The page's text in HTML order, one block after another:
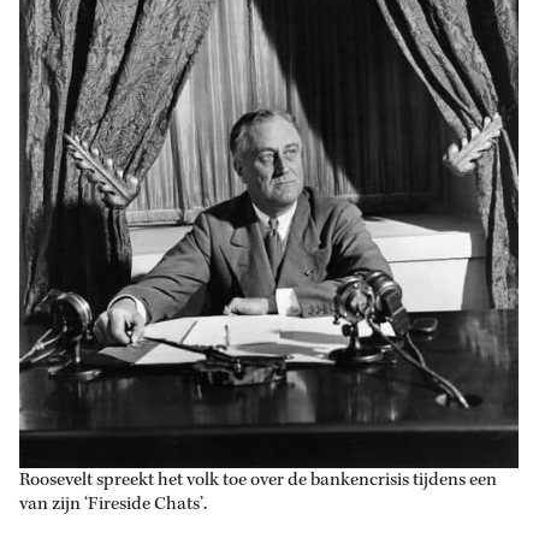
Roosevelt spreekt het volk toe over de bankencrisis tijdens een
van zijn ‘Fireside Chats’.